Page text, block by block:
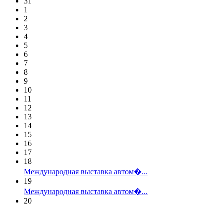
1
2
3
4
5
6
7
8
9
10
11
12
13
14
15
16
17
18
Международная выставка автом�...
19
Международная выставка автом�...
20